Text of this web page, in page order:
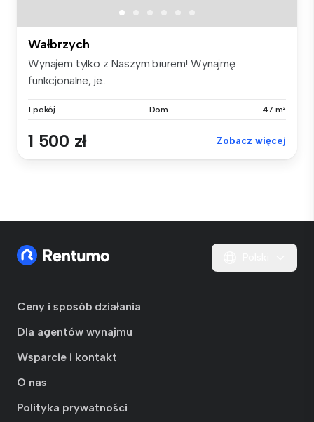
Wałbrzych
Wynajem tylko z Naszym biurem! Wynajmę
funkcjonalne, je...
1 pokój Dom 47 m²
1 500 zł Zobacz więcej
Ceny i sposób działania
Dla agentów wynajmu
Wsparcie i kontakt
O nas
Polityka prywatności